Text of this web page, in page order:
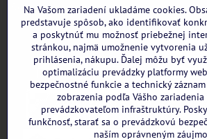
WhatsApp
Na Vašom zariadení ukladáme cookies.
predstavuje spôsob, ako identifikovať
a poskytnúť mu možnosť priebežnej
stránkou, najmä umožnenie vytvorenia
prihlásenia, nákupu. Ďalej môžu byť
optimalizáciu prevádzky platformy
bezpečnostné funkcie a technický
zobrazenia podľa Vášho
prevádzkovateľom infraštruktúry.
funkčnosť, starať sa o prevádzkovú
naším oprávneným